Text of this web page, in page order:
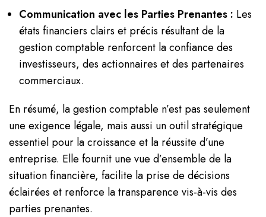
Communication avec les Parties Prenantes : Les
états financiers clairs et précis résultant de la
gestion comptable renforcent la confiance des
investisseurs, des actionnaires et des partenaires
commerciaux.
En résumé, la gestion comptable n’est pas seulement
une exigence légale, mais aussi un outil stratégique
essentiel pour la croissance et la réussite d’une
entreprise. Elle fournit une vue d’ensemble de la
situation financière, facilite la prise de décisions
éclairées et renforce la transparence vis-à-vis des
parties prenantes.